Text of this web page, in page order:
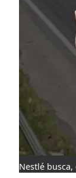
Nestlé